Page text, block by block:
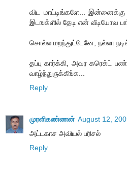
விட மாட்டிங்களே...
இடஙக்ளில் தேடி என் வீடியோவ
சொல்ல மறந்துட்டேனே, நல்லா
தப்பு கார்க்கி, அவர கரெக்ட்
வாழ்ந்துருக்கீங்க...
Reply
முரளிகண்ணன் August 12,
அட்டகாச அவியல் பரிசல்
Reply